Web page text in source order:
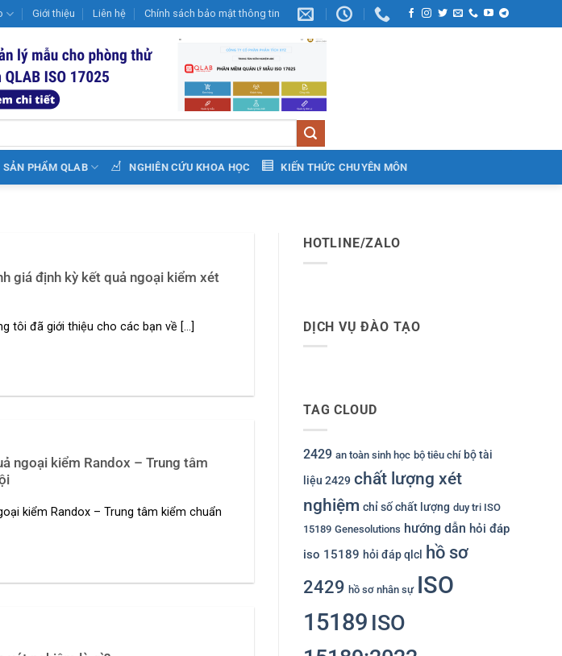
Giới thiệu Liên hệ Chính sách bảo mật thông tin
SẢN PHẨM QLAB NGHIÊN CỨU KHOA HỌC KIẾN THỨC CHUYÊN MÔN
giá định kỳ kết quả ngoại kiểm xét
tôi đã giới thiệu cho các bạn về [...]
ngoại kiểm Randox – Trung tâm
kiểm Randox – Trung tâm kiểm chuẩn
HOTLINE/ZALO
DỊCH VỤ ĐÀO TẠO
TAG CLOUD
2429 an toàn sinh học bộ tiêu chí bộ tài
liệu 2429 chất lượng xét
nghiệm chỉ số chất lượng duy tri ISO
15189 Genesolutions hướng dẫn hỏi đáp
iso 15189 hỏi đáp qlcl
hồ sơ
2429 hồ sơ nhân sự ISO
15189 ISO